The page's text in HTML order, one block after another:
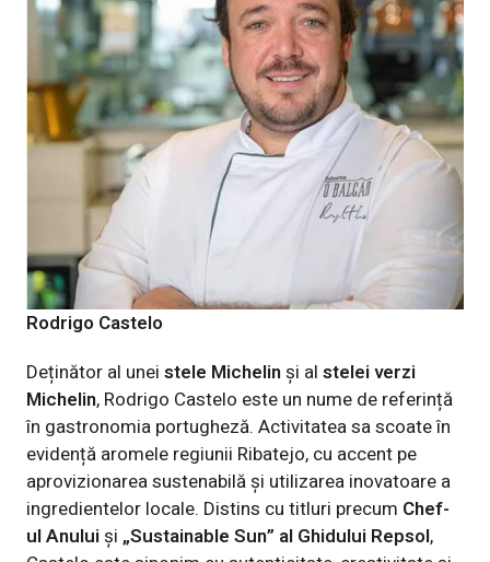
Rodrigo Castelo
Deținător al unei stele Michelinși al stelei verzi
Michelin, Rodrigo Castelo este un nume de referință
în gastronomia portugheză. Activitatea sa scoate în
evidență aromele regiunii Ribatejo, cu accent pe
aprovizionarea sustenabilă și utilizarea inovatoare a
ingredientelor locale. Distins cu titluri precum Chef-
ul Anuluiși „Sustainable Sun” al Ghidului Repsol,